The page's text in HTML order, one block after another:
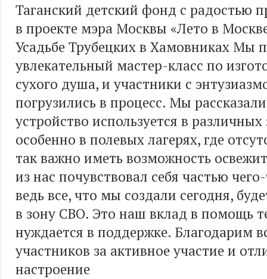
Таганский детский фонд с радостью
в проекте мэра Москвы «Лето в
Усадьбе Трубецких в Хамовниках Мы
увлекательный мастер-класс по
сухого душа, и участники с
погрузились в процесс. Мы
устройство используется в
особенно в полевых лагерях, где
так важно иметь возможность
из нас почувствовал себя частью
ведь все, что мы создали сегодня,
в зону СВО. Это наш вклад в помощь
нуждается в поддержке. Благодарим
участников за активное участие и
настроение